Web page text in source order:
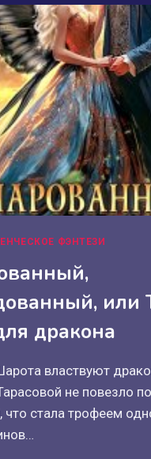
СЛУЧАЙНАЯ
НЕВЕСТА
ФЭНТЕЗИ
или
дракона
властвуют
не повезло
что стала трофеем